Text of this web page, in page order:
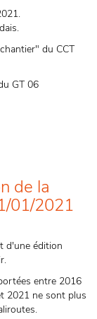
du CCT
GT 06
de la
01/2021
d'une édition
entre 2016
2021 ne sont plus